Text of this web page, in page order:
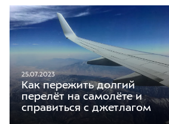
25.07.2023
Как пережить долгий
перелёт на самолёте и
справиться с джетлагом